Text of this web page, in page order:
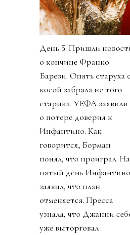
День 5. Пришли
о кончине Франко
Барези. Опять старуха с
косой забрала не того
старика. УЕФА заявили
о потере доверия к
Инфантино. Как
говорится, Борман
понял, что проиграл. На
пятый день Инфантино
заявил, что план
отменяется. Пресса
узнала, что Джанни
уже выторговал